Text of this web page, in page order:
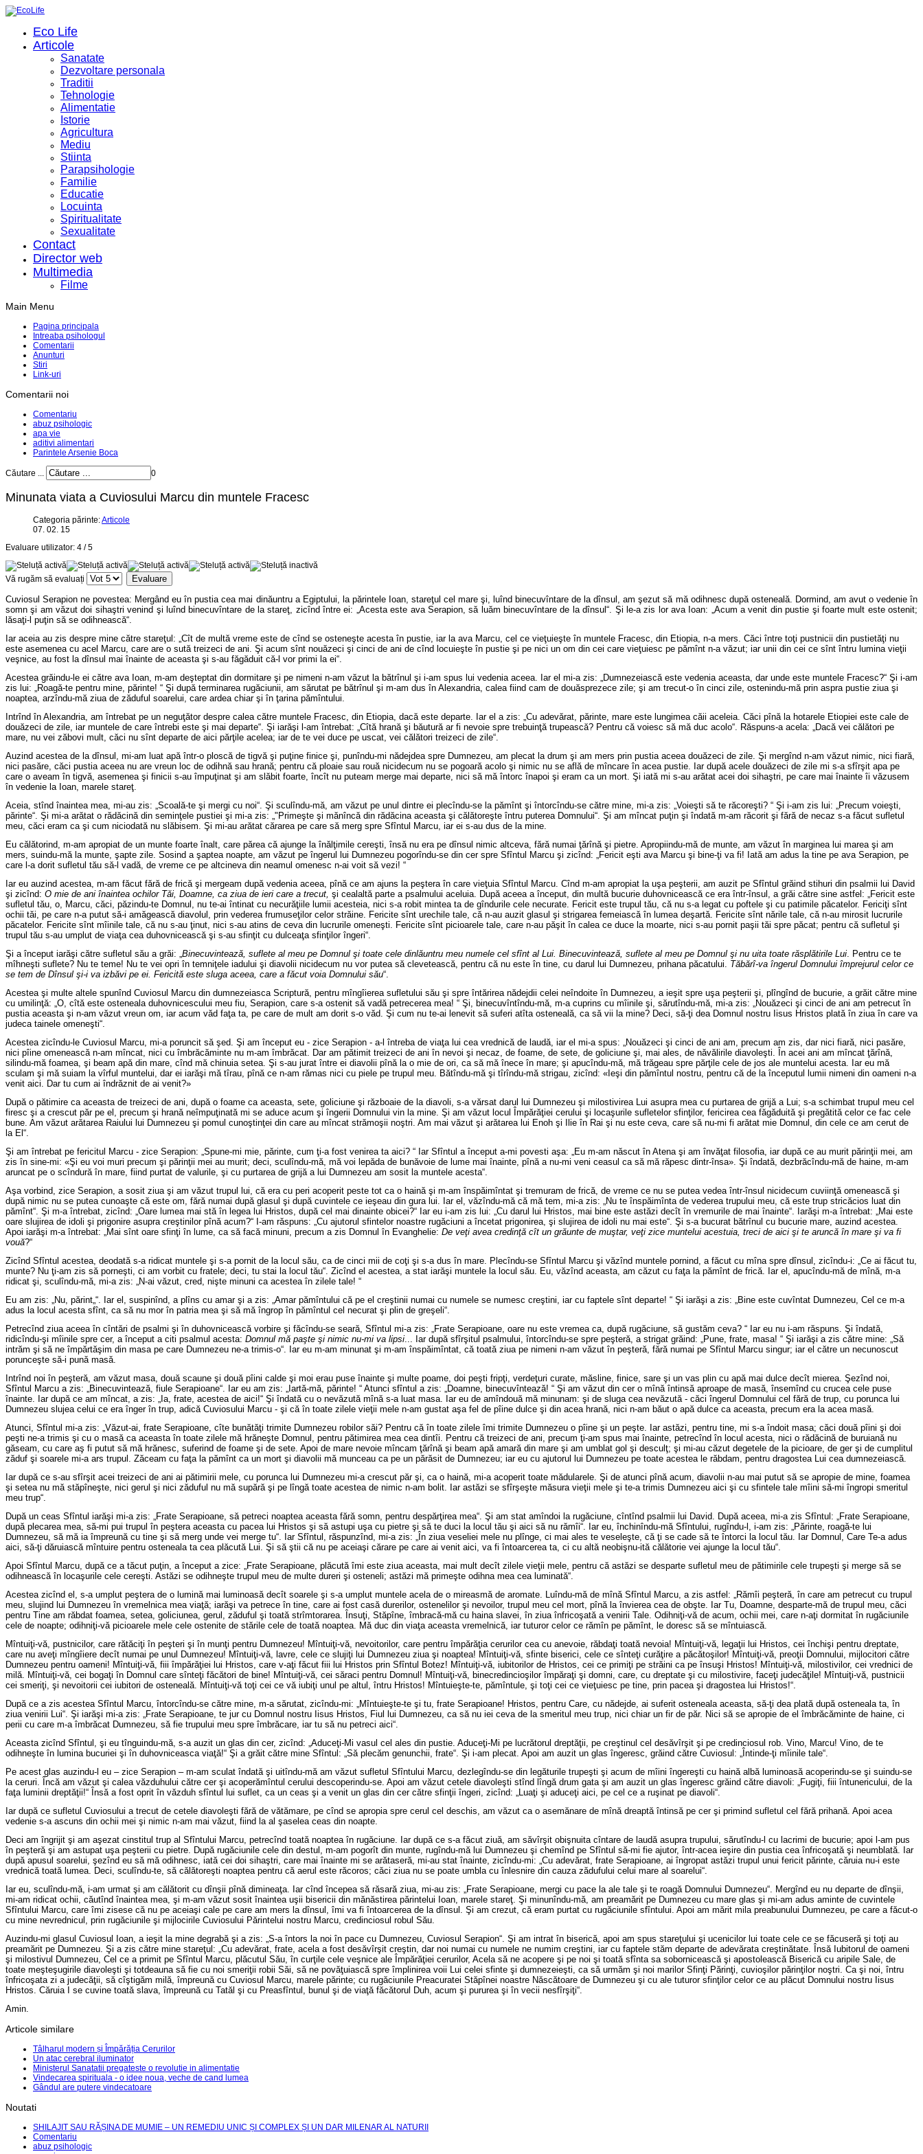
Eco Life
Articole
Sanatate
Dezvoltare personala
Traditii
Tehnologie
Alimentatie
Istorie
Agricultura
Mediu
Stiinta
Parapsihologie
Familie
Educatie
Locuinta
Spiritualitate
Sexualitate
Contact
Director web
Multimedia
Filme
Main Menu
Pagina principala
Intreaba psihologul
Comentarii
Anunturi
Stiri
Link-uri
Comentarii noi
Comentariu
abuz psihologic
apa vie
aditivi alimentari
Parintele Arsenie Boca
Căutare ... 0
Minunata viata a Cuviosului Marcu din muntele Fracesc
Categoria părinte:Articole
07. 02. 15
Evaluare utilizator: 4 /5
Vă rugăm să evaluați
Cuviosul Serapion ne povestea: Mergând eu în pustia cea mai dinăuntru a Egiptului, la părintele Ioan, stareţul cel mare şi, luînd binecuvîntare de la dînsul, am şezut să mă odihnesc după osteneală. Dormind, am avut o vedenie în
somn şi am văzut doi sihaştri venind şi luînd binecuvîntare de la stareţ, zicînd între ei: „Acesta este ava Serapion, să luăm binecuvîntare de la dînsul“. Şi le-a zis lor ava Ioan: „Acum a venit din pustie şi foarte mult este ostenit;
lăsaţi-l puţin să se odihnească“.
Iar aceia au zis despre mine către stareţul: „Cît de multă vreme este de cînd se osteneşte acesta în pustie, iar la ava Marcu, cel ce vieţuieşte în muntele Fracesc, din Etiopia, n-a mers. Căci între toţi pustnicii din pustietăţi nu
este asemenea cu acel Marcu, care are o sută treizeci de ani. Şi acum sînt nouăzeci şi cinci de ani de cînd locuieşte în pustie şi pe nici un om din cei care vieţuiesc pe pămînt n-a văzut; iar unii din cei ce sînt întru lumina vieţii
veşnice, au fost la dînsul mai înainte de aceasta şi s-au făgăduit că-l vor primi la ei“.
Acestea grăindu-le ei către ava Ioan, m-am deşteptat din dormitare şi pe nimeni n-am văzut la bătrînul şi i-am spus lui vedenia aceea. Iar el mi-a zis: „Dumnezeiască este vedenia aceasta, dar unde este muntele Fracesc?“ Şi i-am
zis lui: „Roagă-te pentru mine, părinte! “ Şi după terminarea rugăciunii, am sărutat pe bătrînul şi m-am dus în Alexandria, calea fiind cam de douăsprezece zile; şi am trecut-o în cinci zile, ostenindu-mă prin aspra pustie ziua şi
noaptea, arzîndu-mă ziua de zăduful soarelui, care ardea chiar şi în ţarina pămîntului.
Intrînd în Alexandria, am întrebat pe un neguţător despre calea către muntele Fracesc, din Etiopia, dacă este departe. Iar el a zis: „Cu adevărat, părinte, mare este lungimea căii aceleia. Căci pînă la hotarele Etiopiei este cale de
douăzeci de zile, iar muntele de care întrebi este şi mai departe“. Şi iarăşi l-am întrebat: „Cîtă hrană şi băutură ar fi nevoie spre trebuinţă trupească? Pentru că voiesc să mă duc acolo“. Răspuns-a acela: „Dacă vei călători pe
mare, nu vei zăbovi mult, căci nu sînt departe de aici părţile acelea; iar de te vei duce pe uscat, vei călători treizeci de zile“.
Auzind acestea de la dînsul, mi-am luat apă într-o ploscă de tigvă şi puţine finice şi, punîndu-mi nădejdea spre Dumnezeu, am plecat la drum şi am mers prin pustia aceea douăzeci de zile. Şi mergînd n-am văzut nimic, nici fiară,
nici pasăre, căci pustia aceea nu are vreun loc de odihnă sau hrană; pentru că ploaie sau rouă nicidecum nu se pogoară acolo şi nimic nu se află de mîncare în acea pustie. Iar după acele douăzeci de zile mi s-a sfîrşit apa pe
care o aveam în tigvă, asemenea şi finicii s-au împuţinat şi am slăbit foarte, încît nu puteam merge mai departe, nici să mă întorc înapoi şi eram ca un mort. Şi iată mi s-au arătat acei doi sihaştri, pe care mai înainte îi văzusem
în vedenie la Ioan, marele stareţ.
Aceia, stînd înaintea mea, mi-au zis: „Scoală-te şi mergi cu noi“. Şi sculîndu-mă, am văzut pe unul dintre ei plecîndu-se la pămînt şi întorcîndu-se către mine, mi-a zis: „Voieşti să te răcoreşti? “ Şi i-am zis lui: „Precum voieşti,
părinte“. Şi mi-a arătat o rădăcină din seminţele pustiei şi mi-a zis: „"Primeşte şi mănîncă din rădăcina aceasta şi călătoreşte întru puterea Domnului“. Şi am mîncat puţin şi îndată m-am răcorit şi fără de necaz s-a făcut sufletul
meu, căci eram ca şi cum niciodată nu slăbisem. Şi mi-au arătat cărarea pe care să merg spre Sfîntul Marcu, iar ei s-au dus de la mine.
Eu călătorind, m-am apropiat de un munte foarte înalt, care părea că ajunge la înălţimile cereşti, însă nu era pe dînsul nimic altceva, fără numai ţărînă şi pietre. Apropiindu-mă de munte, am văzut în marginea lui marea şi am
mers, suindu-mă la munte, şapte zile. Sosind a şaptea noapte, am văzut pe îngerul lui Dumnezeu pogorîndu-se din cer spre Sfîntul Marcu şi zicînd: „Fericit eşti ava Marcu şi bine-ţi va fi! Iată am adus la tine pe ava Serapion, pe
care l-a dorit sufletul tău să-l vadă, de vreme ce pe altcineva din neamul omenesc n-ai voit să vezi! “
Iar eu auzind acestea, m-am făcut fără de frică şi mergeam după vedenia aceea, pînă ce am ajuns la peştera în care vieţuia Sfîntul Marcu. Cînd m-am apropiat la uşapeşterii, am auzit pe Sfîntul grăind stihuri din psalmii lui David
şi zicînd: O mie de ani înaintea ochilor Tăi, Doamne, ca ziua de ieri care a trecut, şi cealaltă parte a psalmului aceluia. După aceea a început, din multă bucurie duhovnicească ce era într-însul, a grăi către sine astfel: „Fericit este
sufletul tău, o, Marcu, căci, păzindu-te Domnul, nu te-ai întinat cu necurăţiile lumii acesteia, nici s-a robit mintea ta de gîndurile cele necurate. Fericit este trupul tău, că nu s-a legat cu poftele şi cu patimile păcatelor. Fericiţi sînt
ochii tăi, pe care n-a putut să-i amăgească diavolul, prin vederea frumuseţilor celor străine. Fericite sînt urechile tale, că n-au auzit glasul şi strigarea femeiască în lumea deşartă. Fericite sînt nările tale, că n-au mirosit lucrurile
păcatelor. Fericite sînt mîinile tale, că nu s-au ţinut, nici s-au atins de ceva din lucrurile omeneşti. Fericite sînt picioarele tale, care n-au păşit în calea ce duce la moarte, nici s-au pornit paşii tăi spre păcat; pentru că sufletul şi
trupul tău s-au umplut de viaţa cea duhovnicească şi s-au sfinţit cu dulceaţa sfinţilor îngeri“.
Şi a început iarăşi către sufletul său a grăi: „Binecuvintează, suflete al meu pe Domnul şi toate cele dinlăuntru meu numele cel sfînt al Lui. Binecuvintează, suflete al meu pe Domnul şi nu uita toate răsplătirile Lui. Pentru ce te
mîhneşti suflete? Nu te teme! Nu te vei opri în temniţele iadului şi diavolii nicidecum nu vor putea să clevetească, pentru că nu este în tine, cu darul lui Dumnezeu, prihana păcatului. Tăbărî-va îngerul Domnului împrejurul celor ce
se tem de Dînsul şi-i va izbăvi pe ei. Fericită este sluga aceea, care a făcut voia Domnului său“.
Acestea şi multe altele spunînd Cuviosul Marcu din dumnezeiasca Scriptură, pentru mîngîierea sufletului său şi spre întărirea nădejdii celei neîndoite în Dumnezeu, a ieşit spre uşa peşterii şi, plîngînd de bucurie, a grăit către mine
cu umilinţă: „O, cîtă este osteneala duhovnicescului meu fiu, Serapion, care s-a ostenit să vadă petrecerea mea! “ Şi, binecuvîntîndu-mă, m-a cuprins cu mîinile şi, sărutîndu-mă, mi-a zis: „Nouăzeci şi cinci de ani am petrecut în
pustia aceasta şi n-am văzut vreun om, iar acum văd faţa ta, pe care de mult am dorit s-o văd. Şi cum nu te-ai lenevit să suferi atîta osteneală, ca să vii la mine? Deci, să-ţi dea Domnul nostru Iisus Hristos plată în ziua în care va
judeca tainele omeneşti“.
Acestea zicîndu-le Cuviosul Marcu, mi-a poruncit să şed. Şi am început eu - zice Serapion - a-l întreba de viaţa lui cea vrednică de laudă, iar el mi-a spus: „Nouăzeci şi cinci de ani am, precum am zis, dar nici fiară, nici pasăre,
nici pîine omenească n-am mîncat, nici cu îmbrăcăminte nu m-am îmbrăcat. Dar am pătimit treizeci de ani în nevoi şi necaz, de foame, de sete, de goliciune şi, mai ales, de năvălirile diavoleşti. În acei ani am mîncat ţărînă,
silindu-mă foamea, şi beam apă din mare, cînd mă chinuia setea. Şi s-au jurat între ei diavolii pînă la o mie de ori, ca să mă înece în mare; şi apucîndu-mă, mă trăgeau spre părţile cele de jos ale muntelui acesta. Iar eu mă
sculam şi mă suiam la vîrful muntelui, dar ei iarăşi mă tîrau, pînă ce n-am rămas nici cu piele pe trupul meu. Bătîndu-mă şi tîrîndu-mă strigau, zicînd: «Ieşi din pămîntul nostru, pentru că de la începutul lumii nimeni din oameni n-a
venit aici. Dar tu cum ai îndrăznit de ai venit?»
După o pătimire ca aceasta de treizeci de ani, după o foame ca aceasta, sete, goliciune şi războaie de la diavoli, s-a vărsat darul lui Dumnezeu şi milostivirea Lui asupra mea cu purtarea de grijă a Lui; s-a schimbat trupul meu cel
firesc şi a crescut păr pe el, precum şi hrană neîmpuţinată mi se aduce acum şi îngerii Domnului vin la mine. Şi am văzut locul Împărăţiei cerului şi locaşurile sufletelor sfinţilor, fericirea cea făgăduită şi pregătită celor ce fac cele
bune. Am văzut arătarea Raiului lui Dumnezeu şi pomul cunoştinţei din care au mîncat strămoşii noştri. Am mai văzut şi arătarea lui Enoh şi Ilie în Rai şi nu este ceva, care să nu-mi fi arătat mie Domnul, din cele ce am cerut de
la El“.
Şi am întrebat pe fericitul Marcu - zice Serapion: „Spune-mi mie, părinte, cum ţi-a fost venirea ta aici? “ Iar Sfîntul a început a-mi povesti aşa: „Eu m-am născut în Atena şi am învăţat filosofia, iar după ce au murit părinţii mei, am
zis în sine-mi: «Şi eu voi muri precum şi părinţii mei au murit; deci, sculîndu-mă, mă voi lepăda de bunăvoie de lume mai înainte, pînă a nu-mi veni ceasul ca să mă răpesc dintr-însa». Şi îndată, dezbrăcîndu-mă de haine, m-am
aruncat pe o scîndură în mare, fiind purtat de valurile, şi cu purtarea de grijă a lui Dumnezeu am sosit la muntele acesta“.
Aşa vorbind, zice Serapion, a sosit ziua şi am văzut trupul lui, că era cu peri acoperit peste tot ca o haină şi m-am înspăimîntat şi tremuram de frică, de vreme ce nu se putea vedea într-însul nicidecum cuviinţă omenească şi
după nimic nu se putea cunoaşte că este om, fără numai după glasul şi după cuvintele ce ieşeau din gura lui. Iar el, văzîndu-mă că mă tem, mi-a zis: „Nu te înspăimînta de vederea trupului meu, că este trup stricăcios luat din
pămînt“. Şi m-a întrebat, zicînd: „Oare lumea mai stă în legea lui Hristos, după cel mai dinainte obicei?“ Iar eu i-am zis lui: „Cu darul lui Hristos, mai bine este astăzi decît în vremurile de mai înainte“. Iarăşi m-a întrebat: „Mai este
oare slujirea de idoli şi prigonire asupra creştinilor pînă acum?“ I-am răspuns: „Cu ajutorul sfintelor noastre rugăciuni a încetat prigonirea, şi slujirea de idoli nu mai este“. Şi s-a bucurat bătrînul cu bucurie mare, auzind acestea.
Apoi iarăşi m-a întrebat: „Mai sînt oare sfinţi în lume, ca să facă minuni, precum a zis Domnul în Evanghelie: De veţi avea credinţă cît un grăunte de muştar, veţi zice muntelui acestuia, treci de aici şi te aruncă în mare şi va fi
vouă?“
Zicînd Sfîntul acestea, deodată s-a ridicat muntele şi s-a pornit de la locul său, ca de cinci mii de coţi şi s-a dus în mare. Plecîndu-se Sfîntul Marcu şi văzînd muntele pornind, a făcut cu mîna spre dînsul, zicîndu-i: „Ce ai făcut tu,
munte? Nu ţi-am zis să porneşti, ci am vorbit cu fratele; deci, tu stai la locul tău“. Zicînd el acestea, a stat iarăşi muntele la locul său. Eu, văzînd aceasta, am căzut cu faţa la pămînt de frică. Iar el, apucîndu-mă de mînă, m-a
ridicat şi, sculîndu-mă, mi-a zis: „N-ai văzut, cred, nişte minuni ca acestea în zilele tale! “
Eu am zis: „Nu, părint„“. Iar el, suspinînd, a plîns cu amar şi a zis: „Amar pămîntului că pe el creştinii numai cu numele se numesc creştini, iar cu faptele sînt departe! “ Şi iarăşi a zis: „Bine este cuvîntat Dumnezeu, Cel ce m-a
adus la locul acesta sfînt, ca să nu mor în patria mea şi să mă îngrop în pămîntul cel necurat şi plin de greşeli“.
Petrecînd ziua aceea în cîntări de psalmi şi în duhovnicească vorbire şi făcîndu-se seară, Sfîntul mi-a zis: „Frate Serapioane, oare nu este vremea ca, după rugăciune, să gustăm ceva? “ Iar eu nu i-am răspuns. Şi îndată,
ridicîndu-şi mîinile spre cer, a început a citi psalmul acesta: Domnul mă paşte şi nimic nu-mi va lipsi... Iar după sfîrşitul psalmului, întorcîndu-se spre peşteră, a strigat grăind: „Pune, frate, masa! “ Şi iarăşi a zis către mine: „Să
intrăm şi să ne împărtăşim din masa pe care Dumnezeu ne-a trimis-o“. Iar eu m-am minunat şi m-am înspăimîntat, că toată ziua pe nimeni n-am văzut în peşteră, fără numai pe Sfîntul Marcu singur; iar el către un necunoscut
porunceşte să-i pună masă.
Intrînd noi în peşteră, am văzut masa, două scaune şi două pîini calde şi moi erau puse înainte şi multe poame, doi peşti fripţi, verdeţuri curate, măsline, finice, sare şi un vas plin cu apă mai dulce decît mierea. Şezînd noi,
Sfîntul Marcu a zis: „Binecuvintează, fiule Serapioane“. Iar eu am zis: „Iartă-mă, părinte! “ Atunci sfîntul a zis: „Doamne, binecuvîntează! “ Şi am văzut din cer o mînă întinsă aproape de masă, însemînd cu crucea cele puse
înainte. Iar după ce am mîncat, a zis: „Ia, frate, acestea de aici!“ Şi îndată cu o nevăzută mînă s-a luat masa. Iar eu de amîndouă mă minunam: şi de sluga cea nevăzută - căci îngerul Domnului cel fără de trup, cu porunca lui
Dumnezeu slujea celui ce era înger în trup, adică Cuviosului Marcu - şi că în toate zilele vieţii mele n-am gustat aşa fel de pîine dulce şi din acea hrană, nici n-am băut o apă dulce ca aceasta, precum era la acea masă.
Atunci, Sfîntul mi-a zis: „Văzut-ai, frate Serapioane, cîte bunătăţi trimite Dumnezeu robilor săi? Pentru că în toate zilele îmi trimite Dumnezeu o pîine şi un peşte. Iar astăzi, pentru tine, mi s-a îndoit masa; căci două pîini şi doi
peşti ne-a trimis şi cu o masă ca aceasta în toate zilele mă hrăneşte Domnul, pentru pătimirea mea cea dintîi. Pentru că treizeci de ani, precum ţi-am spus mai înainte, petrecînd în locul acesta, nici o rădăcină de buruiană nu
găseam, cu care aş fi putut să mă hrănesc, suferind de foame şi de sete. Apoi de mare nevoie mîncam ţărînă şi beam apă amară din mare şi am umblat gol şi desculţ; şi mi-au căzut degetele de la picioare, de ger şi de cumplitul
zăduf şi soarele mi-a ars trupul. Zăceam cu faţa la pămînt ca un mort şi diavolii mă munceau ca pe un părăsit de Dumnezeu; iar eu cu ajutorul lui Dumnezeu pe toate acestea le răbdam, pentru dragostea Lui cea dumnezeiască.
Iar după ce s-au sfîrşit acei treizeci de ani ai pătimirii mele, cu porunca lui Dumnezeu mi-a crescut păr şi, ca o haină, mi-a acoperit toate mădularele. Şi de atunci pînă acum, diavolii n-au mai putut să se apropie de mine, foamea
şi setea nu mă stăpîneşte, nici gerul şi nici zăduful nu mă supără şi pe lîngă toate acestea de nimic n-am bolit. Iar astăzi se sfîrşeşte măsura vieţii mele şi te-a trimis Dumnezeu aici şi cu sfintele tale mîini să-mi îngropi smeritul
meu trup“.
După un ceas Sfîntul iarăşi mi-a zis: „Frate Serapioane, să petreci noaptea aceasta fără somn, pentru despărţirea mea“. Şi am stat amîndoi la rugăciune, cîntînd psalmii lui David. După aceea, mi-a zis Sfîntul: „Frate Serapioane,
după plecarea mea, să-mi pui trupul în peştera aceasta cu pacea lui Hristos şi să astupi uşa cu pietre şi să te duci la locul tău şi aici să nu rămîi“. Iar eu, închinîndu-mă Sfîntului, rugîndu-l, i-am zis: „Părinte, roagă-te lui
Dumnezeu, să mă ia împreună cu tine şi să merg unde vei merge tu“. Iar Sfîntul, răspunzînd, mi-a zis: „În ziua veseliei mele nu plînge, ci mai ales te veseleşte, că ţi se cade să te întorci la locul tău. Iar Domnul, Care Te-a adus
aici, să-ţi dăruiască mîntuire pentru osteneala ta cea plăcută Lui. Şi să ştii că nu pe aceiaşi cărare pe care ai venit aici, va fi întoarcerea ta, ci cu altă neobişnu-ită călătorie vei ajunge la locul tău“.
Apoi Sfîntul Marcu, după ce a tăcut puţin, a început a zice: „Frate Serapioane, plăcută îmi este ziua aceasta, mai mult decît zilele vieţii mele, pentru că astăzi se desparte sufletul meu de pătimirile cele trupeşti şi merge să se
odihnească în locaşurile cele cereşti. Astăzi se odihneşte trupul meu de multe dureri şi osteneli; astăzi mă primeşte odihna mea cea luminată“.
Acestea zicînd el, s-a umplut peştera de o lumină mai luminoasă decît soarele şi s-a umplut muntele acela de o mireasmă de aromate. Luîndu-mă de mînă Sfîntul Marcu, a zis astfel: „Rămîi peşteră, în care am petrecut cu trupul
meu, slujind lui Dumnezeu în vremelnica mea viaţă; iarăşi va petrece în tine, care ai fost casă durerilor, ostenelilor şi nevoilor, trupul meu cel mort, pînă la învierea cea de obşte. Iar Tu, Doamne, desparte-mă de trupul meu, căci
pentru Tine am răbdat foamea, setea, goliciunea, gerul, zăduful şi toată strîmtorarea. Însuţi, Stăpîne, îmbracă-mă cu haina slavei, în ziua înfricoşată a venirii Tale. Odihniţi-vă de acum, ochii mei, care n-aţi dormitat în rugăciunile
cele de noapte; odihniţi-vă picioarele mele cele ostenite de stările cele de toată noaptea. Mă duc din viaţa aceasta vremelnică, iar tuturor celor ce rămîn pe pămînt, le doresc să se mîntuiască.
Mîntuiţi-vă, pustnicilor, care rătăciţi în peşteri şi în munţi pentru Dumnezeu! Mîntuiţi-vă, nevoitorilor, care pentru împărăţia cerurilor cea cu anevoie, răbdaţi toată nevoia! Mîntuiţi-vă, legaţii lui Hristos, cei închişi pentru dreptate,
care nu aveţi mîngîiere decît numai pe unul Dumnezeu! Mîntuiţi-vă, lavre, cele ce slujiţi lui Dumnezeu ziua şi noaptea! Mîntuiţi-vă, sfinte biserici, cele ce sînteţi curăţire a păcătoşilor! Mîntuiţi-vă, preoţii Domnului, mijlocitori către
Dumnezeu pentru oameni! Mîntuiţi-vă, fiii împărăţiei lui Hristos, care v-aţi făcut fiii lui Hristos prin Sfîntul Botez! Mîntuiţi-vă, iubitorilor de Hristos, cei ce primiţi pe străini ca pe însuşi Hristos! Mîntuiţi-vă, milostivilor, cei vrednici de
milă. Mîntuiţi-vă, cei bogaţi în Domnul care sînteţi făcători de bine! Mîntuiţi-vă, cei săraci pentru Domnul! Mîntuiţi-vă, binecredincioşilor împăraţi şi domni, care, cu dreptate şi cu milostivire, faceţi judecăţile! Mîntuiţi-vă, pustnicii
cei smeriţi, şi nevoitorii cei iubitori de osteneală. Mîntuiţi-vă toţi cei ce vă iubiţi unul pe altul, întru Hristos! Mîntuieşte-te, pămîntule, şi toţi cei ce vieţuiesc pe tine, prin pacea şi dragostea lui Hristos!“.
După ce a zis acestea Sfîntul Marcu, întorcîndu-se către mine, m-a sărutat, zicîndu-mi: „Mîntuieşte-te şi tu, frate Serapioane! Hristos, pentru Care, cu nădejde, ai suferit osteneala aceasta, să-ţi dea plată după osteneala ta, în
ziua venirii Lui“. Şi iarăşi mi-a zis: „Frate Serapioane, te jur cu Domnul nostru Iisus Hristos, Fiul lui Dumnezeu, ca să nu iei ceva de la smeritul meu trup, nici chiar un fir de păr. Nici să se apropie de el îmbrăcăminte de haine, ci
perii cu care m-a îmbrăcat Dumnezeu, să fie trupului meu spre îmbrăcare, iar tu să nu petreci aici“.
Aceasta zicînd Sfîntul, şi eu tînguindu-mă, s-a auzit un glas din cer, zicînd: „Aduceţi-Mi vasul cel ales din pustie. Aduceţi-Mi pe lucrătorul dreptăţii, pe creştinul cel desăvîrşit şi pe credinciosul rob. Vino, Marcu! Vino, de te
odihneşte în lumina bucuriei şi în duhovniceasca viaţă!“ Şi a grăit către mine Sfîntul: „Să plecăm genunchii, frate“. Şi i-am plecat. Apoi am auzit un glas îngeresc, grăind către Cuviosul: „Întinde-ţi mîinile tale“.
Pe acest glas auzindu-l eu – zice Serapion – m-am sculat îndată şi uitîndu-mă am văzut sufletul Sfîntului Marcu, dezlegîndu-se din legăturile trupeşti şi acum de mîini îngereşti cu haină albă luminoasă acoperindu-se şi suindu-se
la ceruri. Încă am văzut şi calea văzduhului către cer şi acoperămîntul cerului descoperindu-se. Apoi am văzut cetele diavoleşti stînd lîngă drum gata şi am auzit un glas îngeresc grăind către diavoli: „Fugiţi, fiii întunericului, de la
faţa luminii dreptăţii!“ Însă a fost oprit în văzduh sfîntul lui suflet, ca un ceas şi a venit un glas din cer către sfinţii îngeri, zicînd: „Luaţi şi aduceţi aici, pe cel ce a ruşinat pe diavoli“.
Iar după ce sufletul Cuviosului a trecut de cetele diavoleşti fără de vătămare, pe cînd se apropia spre cerul cel deschis, am văzut ca o asemănare de mînă dreaptă întinsă pe cer şi primind sufletul cel fără prihană. Apoi acea
vedenie s-a ascuns din ochii mei şi nimic n-am mai văzut, fiind la al şaselea ceas din noapte.
Deci am îngrijit şi am aşezat cinstitul trup al Sfîntului Marcu, petrecînd toată noaptea în rugăciune. Iar după ce s-a făcut ziuă, am săvîrşit obişnuita cîntare de laudă asupra trupului, sărutîndu-l cu lacrimi de bucurie; apoi l-am pus
în peşteră şi am astupat uşa peşterii cu pietre. După rugăciunile cele din destul, m-am pogorît din munte, rugîndu-mă lui Dumnezeu şi chemînd pe Sfîntul să-mi fie ajutor, într-acea ieşire din pustia cea înfricoşată şi neumblată. Iar
după apusul soarelui, şezînd eu să mă odihnesc, iată cei doi sihaştri, care mai înainte mi se arătaseră, mi-au stat înainte, zicîndu-mi: „Cu adevărat, frate Serapioane, ai îngropat astăzi trupul unui fericit părinte, căruia nu-i este
vrednică toată lumea. Deci, sculîndu-te, să călătoreşti noaptea pentru că aerul este răcoros; căci ziua nu se poate umbla cu înlesnire din cauza zădufului celui mare al soarelui“.
Iar eu, sculîndu-mă, i-am urmat şi am călătorit cu dînşii pînă dimineaţa. Iar cînd începea să răsară ziua, mi-au zis: „Frate Serapioane, mergi cu pace la ale tale şi te roagă Domnului Dumnezeu“. Mergînd eu nu departe de dînşii,
mi-am ridicat ochii, căutînd înaintea mea, şi m-am văzut sosit înaintea uşii bisericii din mănăstirea părintelui Ioan, marele stareţ. Şi minunîndu-mă, am preamărit pe Dumnezeu cu mare glas şi mi-am adus aminte de cuvintele
Sfîntului Marcu, care îmi zisese că nu pe aceiaşi cale pe care am mers la dînsul, îmi va fi întoarcerea de la dînsul. Şi am crezut, că eram purtat cu rugăciunile sfîntului. Apoi am mărit mila preabunului Dumnezeu, pe care a făcut-o
cu mine nevrednicul, prin rugăciunile şi mijlocirile Cuviosului Părintelui nostru Marcu, credinciosul robul Său.
Auzindu-mi glasul Cuviosul Ioan, a ieşit la mine degrabă şi a zis: „S-a întors la noi în pace cu Dumnezeu, Cuviosul Serapion“. Şi am intrat în biserică, apoi am spus stareţului şi ucenicilor lui toate cele ce se făcuseră şi toţi au
preamărit pe Dumnezeu. Şi a zis către mine stareţul: „Cu adevărat, frate, acela a fost desăvîrşit creştin, dar noi numai cu numele ne numim creştini, iar cu faptele stăm departe de adevărata creştinătate. Însă Iubitorul de oameni
şi milostivul Dumnezeu, Cel ce a primit pe Sfîntul Marcu, plăcutul Său, în curţile cele veşnice ale Împărăţiei cerurilor, Acela să ne acopere şi pe noi şi toată sfînta sa sobornicească şi apostolească Biserică cu aripile Sale, de
toate meşteşugirile diavoleşti şi totdeauna să fie cu noi smeriţii robii Săi, să ne povăţuiască spre împlinirea voii Lui celei sfinte şi dumnezeieşti, ca să urmăm şi noi marilor Sfinţi Părinţi, cuvioşilor părinţilor noştri. Ca şi noi, întru
înfricoşata zi a judecăţii, să cîştigăm milă, împreună cu Cuviosul Marcu, marele părinte; cu rugăciunile Preacuratei Stăpînei noastre Născătoare de Dumnezeu şi cu ale tuturor sfinţilor celor ce au plăcut Domnului nostru Iisus
Hristos. Căruia I se cuvine toată slava, împreună cu Tatăl şi cu Preasfîntul, bunul şi de viaţă făcătorul Duh, acum şi pururea şi în vecii nesfîrşiţi“.
Amin.
Articole similare
Tâlharul modern și Împărăția Cerurilor
Un atac cerebral iluminator
Ministerul Sanatatii pregateste o revolutie in alimentatie
Vindecarea spirituala - o idee noua, veche de cand lumea
Gândul are putere vindecatoare
Noutati
SHILAJIT SAU RĂȘINA DE MUMIE – UN REMEDIU UNIC ȘI COMPLEX ȘI UN DAR MILENAR AL NATURII
Comentariu
abuz psihologic